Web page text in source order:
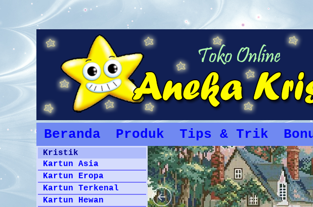
Beranda Produk Tips & Trik
Kristik
Kartun Asia
Kartun Eropa
Kartun Terkenal
Kartun Hewan